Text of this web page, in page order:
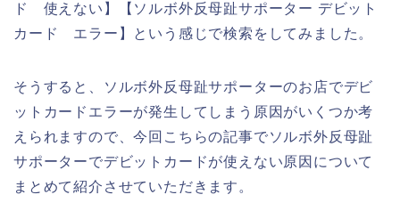
ド 使えない】【ソルボ外反母趾サポーター デビット
カード エラー】という感じで検索をしてみました。
そうすると、ソルボ外反母趾サポーターのお店でデビ
ットカードエラーが発生してしまう原因がいくつか考
えられますので、今回こちらの記事でソルボ外反母趾
サポーターでデビットカードが使えない原因について
まとめて紹介させていただきます。